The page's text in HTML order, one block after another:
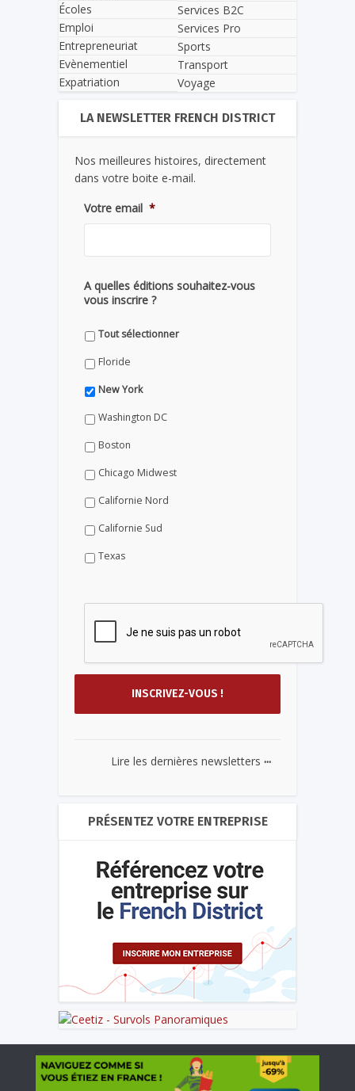
Écoles
Emploi
Entrepreneuriat
Evènementiel
Expatriation
Services B2C
Services Pro
Sports
Transport
Voyage
LA NEWSLETTER FRENCH DISTRICT
Nos meilleures histoires, directement
dans votre boite e-mail.
Votre email *
A quelles éditions souhaitez-vous
vous inscrire ?
Tout sélectionner
Floride
New York
Washington DC
Boston
Chicago Midwest
Californie Nord
Californie Sud
Texas
Lire les dernières newsletters ...
PRÉSENTEZ VOTRE ENTREPRISE